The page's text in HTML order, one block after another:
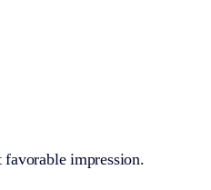
favorable impression.